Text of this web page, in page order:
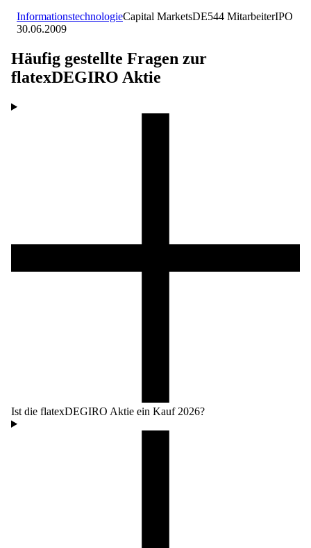
InformationstechnologieCapital MarketsDE544 MitarbeiterIPO
30.06.2009
Häufig gestellte Fragen zur
flatexDEGIRO Aktie
Ist die flatexDEGIRO Aktie ein Kauf 2026?